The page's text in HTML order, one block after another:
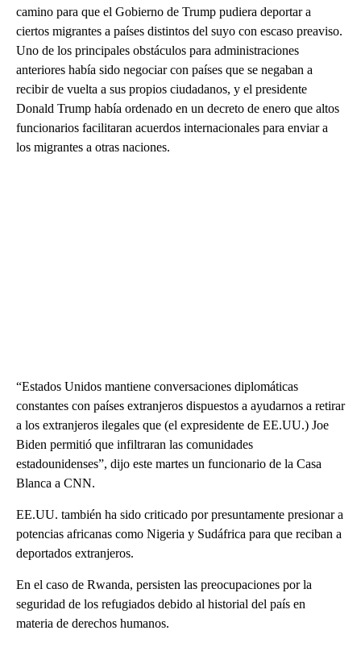
camino para que el Gobierno de Trump pudiera deportar a
ciertos migrantes a países distintos del suyo con escaso preaviso.
Uno de los principales obstáculos para administraciones
anteriores había sido negociar con países que se negaban a
recibir de vuelta a sus propios ciudadanos, y el presidente
Donald Trump había ordenado en un decreto de enero que altos
funcionarios facilitaran acuerdos internacionales para enviar a
los migrantes a otras naciones.
“Estados Unidos mantiene conversaciones diplomáticas
constantes con países extranjeros dispuestos a ayudarnos a retirar
a los extranjeros ilegales que (el expresidente de EE.UU.) Joe
Biden permitió que infiltraran las comunidades
estadounidenses”, dijo este martes un funcionario de la Casa
Blanca a CNN.
EE.UU. también ha sido criticado por presuntamente presionar a
potencias africanas como Nigeria y Sudáfrica para que reciban a
deportados extranjeros.
En el caso de Rwanda, persisten las preocupaciones por la
seguridad de los refugiados debido al historial del país en
materia de derechos humanos.